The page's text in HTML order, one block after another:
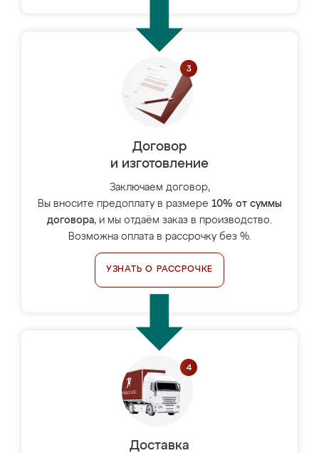
Договор
и изготовление
Заключаем договор,
Вы вносите предоплату в размере 10% от суммы
договора, и мы отдаём заказ в производство.
Возможна оплата в рассрочку без %.
УЗНАТЬ О РАССРОЧКЕ
Доставка